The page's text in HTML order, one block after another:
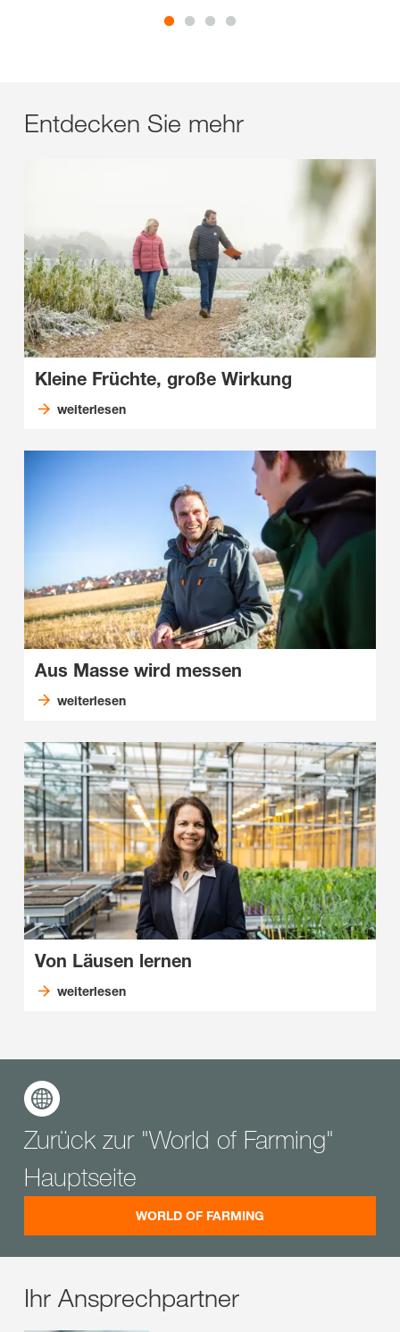
Entdecken Sie mehr
Kleine Früchte, große Wirkung
weiterlesen
Aus Masse wird messen
weiterlesen
Von Läusen lernen
weiterlesen
Zurück zur "World of Farming"
Hauptseite
WORLD OF FARMING
Ihr Ansprechpartner